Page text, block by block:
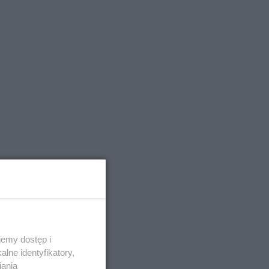
dostęp i
identyfikatory,